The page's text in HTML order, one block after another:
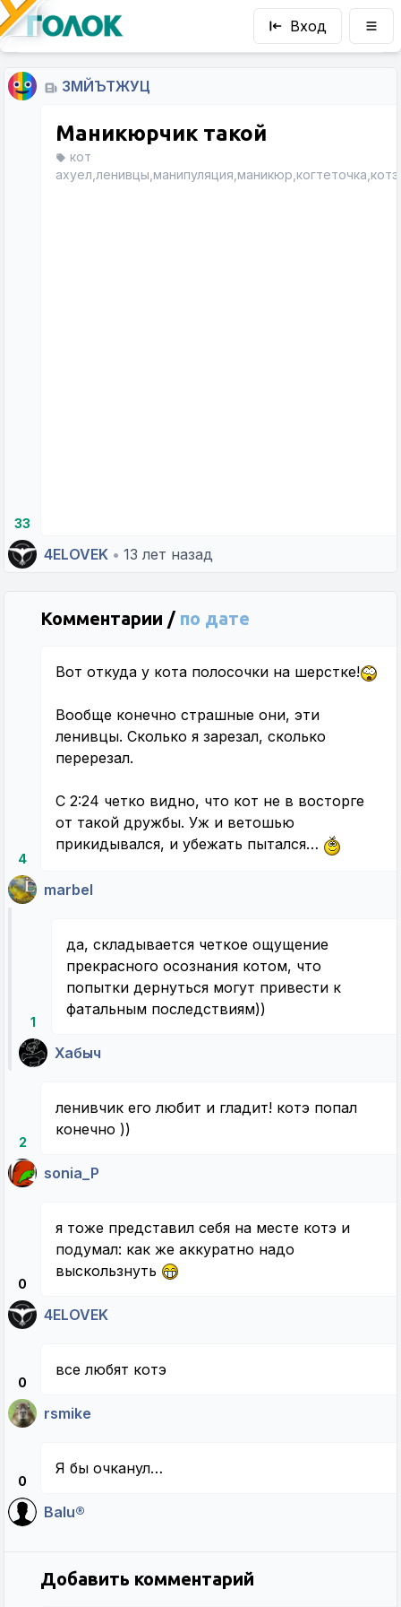
Вход
ЗМЙЪТЖУЦ
33
Маникюрчик такой
кот
ахуел,ленивцы,манипуляция,маникюр,когтеточка,котэ
4ELOVEK • 13 лет назад
Комментарии / по дате
4
Вот откуда у кота полосочки на шерстке!
Вообще конечно страшные они, эти
ленивцы. Сколько я зарезал, сколько
перерезал.
С 2:24 четко видно, что кот не в восторге
от такой дружбы. Уж и ветошью
прикидывался, и убежать пытался…
marbel
1
да, складывается четкое ощущение
прекрасного осознания котом, что
попытки дернуться могут привести к
фатальным последствиям))
Хабыч
2
ленивчик его любит и гладит! котэ попал
конечно ))
sonia_P
0
я тоже представил себя на месте котэ и
подумал: как же аккуратно надо
выскользнуть
4ELOVEK
0
все любят котэ
rsmike
0
Я бы очканул…
Balu®
Добавить комментарий